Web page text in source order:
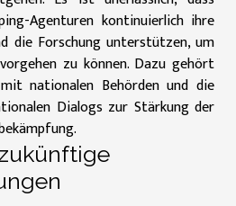
Agenturen kontinuierlich ihre
die Forschung unterstützen, um
zu können. Dazu gehört
nationalen Behörden und die
Dialogs zur Stärkung der